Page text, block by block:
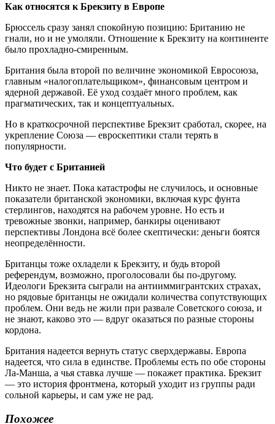
Как относятся к Брекзиту в Европе
Брюссель сразу занял спокойную позицию: Британию не
гнали, но и не умоляли. Отношение к Брекзиту на континенте
было прохладно-смиренным.
Британия была второй по величине экономикой Евросоюза,
главным «налогоплательщиком», финансовым центром и
ядерной державой. Её уход создаёт много проблем, как
прагматических, так и концептуальных.
Но в краткосрочной перспективе Брекзит сработал, скорее, на
укрепление Союза — евроскептики стали терять в
популярности.
Что будет с Британией
Никто не знает. Пока катастрофы не случилось, и основные
показатели британской экономики, включая курс фунта
стерлингов, находятся на рабочем уровне. Но есть и
тревожные звонки, например, банкиры оценивают
перспективы Лондона всё более скептически: деньги боятся
неопределённости.
Британцы тоже охладели к Брекзиту, и будь второй
референдум, возможно, проголосовали бы по-другому.
Идеологи Брекзита сыграли на антииммигрантских страхах,
но рядовые британцы не ожидали количества сопутствующих
проблем. Они ведь не жили при развале Советского союза, и
не знают, каково это — вдруг оказаться по разные стороны
кордона.
Британия надеется вернуть статус сверхдержавы. Европа
надеется, что сила в единстве. Проблемы есть по обе стороны
Ла-Манша, а чья ставка лучше — покажет практика. Брекзит
— это история фронтмена, который уходит из группы ради
сольной карьеры, и сам уже не рад.
Похожее